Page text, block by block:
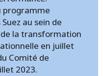
programme
au sein de
la transformation
en juillet
Comité de
2023.